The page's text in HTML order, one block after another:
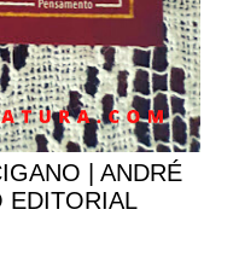
| ANDRÉ
EDITORIAL